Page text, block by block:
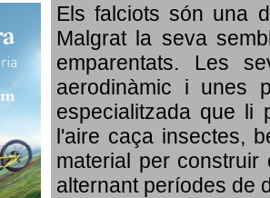
Els falciots són una
Malgrat la seva
emparentats. Les
aerodinàmic i unes
especialitzada que li
l'aire caça insectes,
material per
alternant períodes de